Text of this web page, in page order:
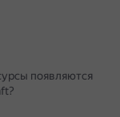
появляются